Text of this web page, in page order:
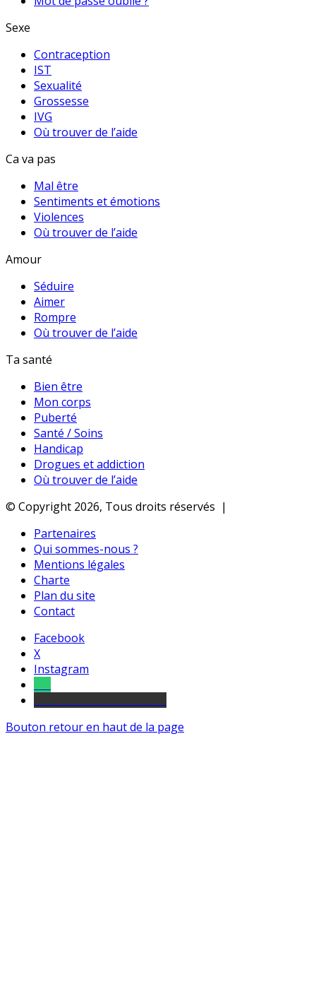
Sexe
Contraception
IST
Sexualité
Grossesse
IVG
Où trouver de l’aide
Ca va pas
Mal être
Sentiments et émotions
Violences
Où trouver de l’aide
Amour
Séduire
Aimer
Rompre
Où trouver de l’aide
Ta santé
Bien être
Mon corps
Puberté
Santé / Soins
Handicap
Drogues et addiction
Où trouver de l’aide
© Copyright 2026, Tous droits réservés |
Partenaires
Qui sommes-nous ?
Mentions légales
Charte
Plan du site
Contact
Facebook
X
Instagram
Bouton retour en haut de la page